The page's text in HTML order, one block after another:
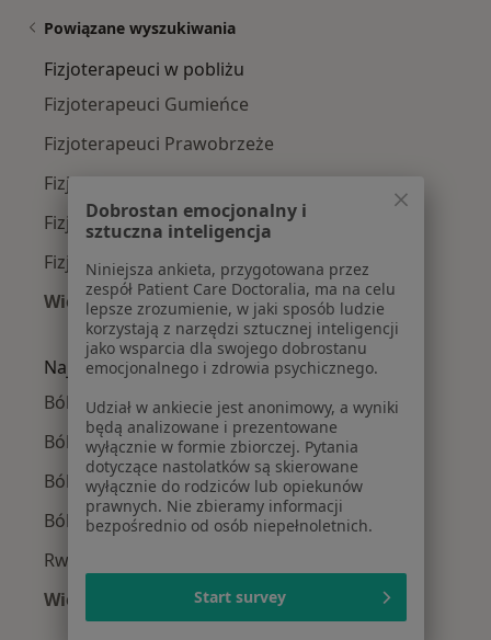
Powiązane wyszukiwania
Fizjoterapeuci w pobliżu
Fizjoterapeuci Gumieńce
Fizjoterapeuci Prawobrzeże
Fizjoterapeuci Turzyn
Fizjoterapeuci Śródmieście
Fizjoterapeuci Osów
Więcej (1)
Więcej w kategorii: Fizjoterapeuci w pobliżu
Najczęście leczone choroby
Bóle kręgosłupa w Szczecinie
Ból barku w Szczecinie
Ból kolana w Szczecinie
Ból biodra w Szczecinie
Rwa kulszowa w Szczecinie
Więcej (15)
Więcej w kategorii: Najczęście leczone
Dobrostan emocjonalny i
sztuczna inteligencja
Niniejsza ankieta, przygotowana przez
zespół Patient Care Doctoralia, ma na celu
lepsze zrozumienie, w jaki sposób ludzie
korzystają z narzędzi sztucznej inteligencji
jako wsparcia dla swojego dobrostanu
emocjonalnego i zdrowia psychicznego.
Udział w ankiecie jest anonimowy, a wyniki
będą analizowane i prezentowane
wyłącznie w formie zbiorczej. Pytania
dotyczące nastolatków są skierowane
wyłącznie do rodziców lub opiekunów
prawnych. Nie zbieramy informacji
bezpośrednio od osób niepełnoletnich.
Start survey